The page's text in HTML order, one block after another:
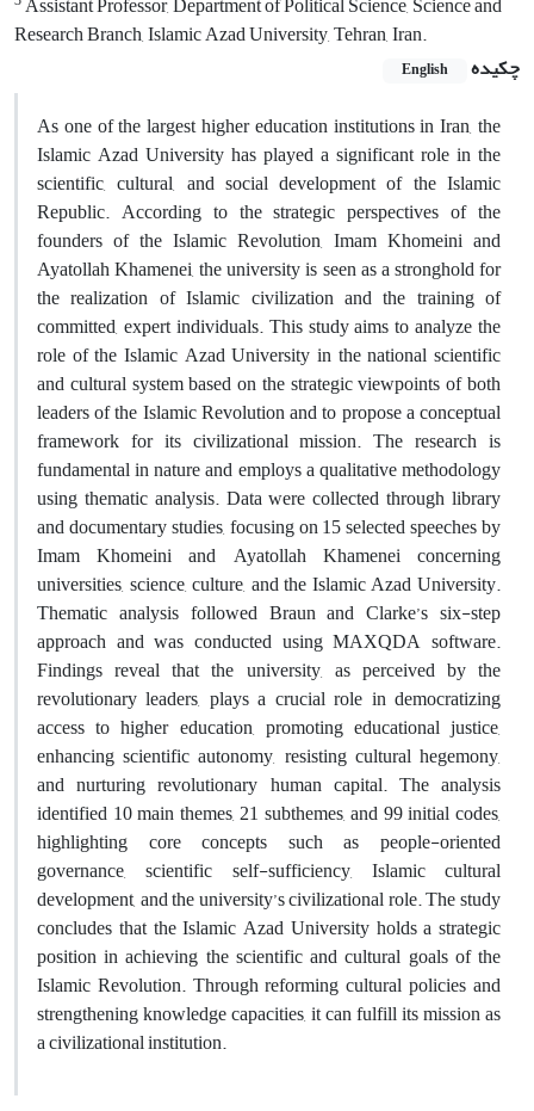
Research Branch, Islamic Azad University, Tehran, Iran.
چکیده
English
As one of the largest higher education institutions in Iran, the
Islamic Azad University has played a significant role in the
scientific, cultural, and social development of the Islamic
Republic. According to the strategic perspectives of the
founders of the Islamic Revolution, Imam Khomeini and
Ayatollah Khamenei, the university is seen as a stronghold for
the realization of Islamic civilization and the training of
committed, expert individuals. This study aims to analyze the
role of the Islamic Azad University in the national scientific
and cultural system based on the strategic viewpoints of both
leaders of the Islamic Revolution and to propose a conceptual
framework for its civilizational mission. The research is
fundamental in nature and employs a qualitative methodology
using thematic analysis. Data were collected through library
and documentary studies, focusing on 15 selected speeches by
Imam Khomeini and Ayatollah Khamenei concerning
universities, science, culture, and the Islamic Azad University.
Thematic analysis followed Braun and Clarke’s six-step
approach and was conducted using MAXQDA software.
Findings reveal that the university, as perceived by the
revolutionary leaders, plays a crucial role in democratizing
access to higher education, promoting educational justice,
enhancing scientific autonomy, resisting cultural hegemony,
and nurturing revolutionary human capital. The analysis
identified 10 main themes, 21 subthemes, and 99 initial codes,
highlighting core concepts such as people-oriented
governance, scientific self-sufficiency, Islamic cultural
development, and the university’s civilizational role. The study
concludes that the Islamic Azad University holds a strategic
position in achieving the scientific and cultural goals of the
Islamic Revolution. Through reforming cultural policies and
strengthening knowledge capacities, it can fulfill its mission as
a civilizational institution.